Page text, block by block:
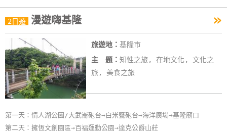
民
宿
全
球
租
車
網
2日遊 漫遊嗨基隆 »
旅遊地： 基隆市
主 題： 知性之旅, 在地文化, 文化之
旅, 美食之旅
第一天：情人湖公園/大武崙砲台→白米甕砲台→海洋廣場→基隆廟口
第二天：擁恆文創園區→百福運動公園→達克公爵山莊